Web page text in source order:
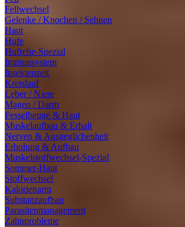
Fellwechsel
Gelenke / Knochen / Sehnen
Haut
Hufe
Hufrehe-Spezial
Immunsystem
Insektenzeit
Kreislauf
Leber / Niere
Magen / Darm
Fesselbeuge & Haut
Muskelaufbau & Erhalt
Nerven & Ausgeglichenheit
Erholung & Aufbau
Muskelstoffwechsel-Spezial
Sommer-Haut
Stoffwechsel
Kalorienarm
Substanzaufbau
Parasitenmanagement
Zahnprobleme